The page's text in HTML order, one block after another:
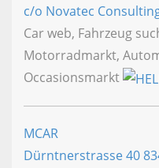
c/o Novatec
Car web, Fahrzeug
Motorradmarkt,
Occasionsmarkt
MCAR
Dürntnerstrasse 40